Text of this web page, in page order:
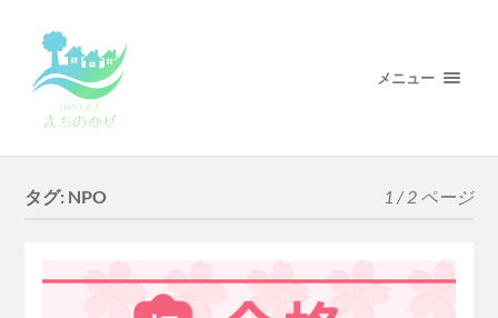
メニュー
タグ: NPO 1 / 2 ページ